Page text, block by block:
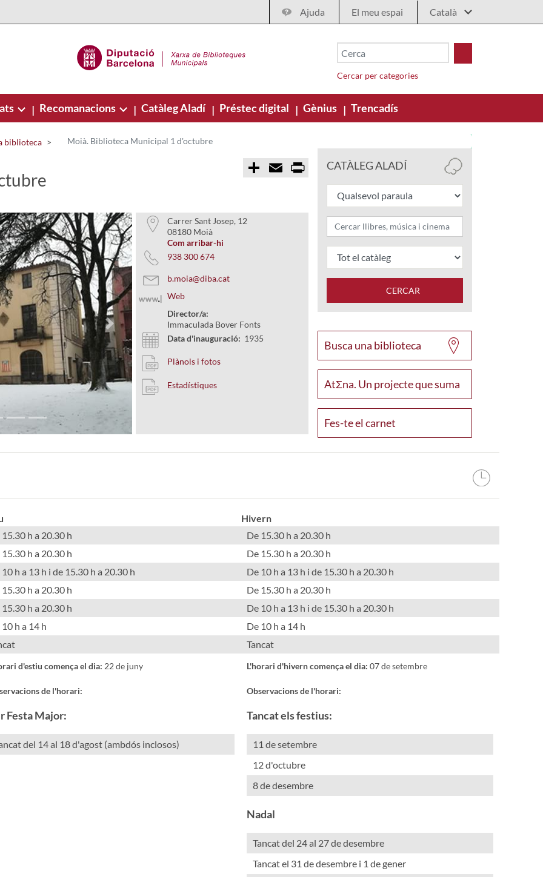
Ajuda El meu espai
Cercar per categories
| Recomanacions | Catàleg Aladí | Préstec digital | Gènius | Trencadís
biblioteca Moià. Biblioteca Municipal 1 d'octubre
C
r
m
Next
Carrer Sant Josep, 12
08180 Moià
Com arribar-hi
938 300 674
b.moia@diba.cat
Web
Director/a:
Immaculada Bover Fonts
Data d'inauguració: 1935
Plànols i fotos
Estadístiques
Hivern
15.30 h a 20.30 h
De 15.30 h a 20.30 h
15.30 h a 20.30 h
De 15.30 h a 20.30 h
10 h a 13 h i de 15.30 h a 20.30 h
De 10 h a 13 h i de 15.30 h a 20.30 h
15.30 h a 20.30 h
De 15.30 h a 20.30 h
15.30 h a 20.30 h
De 10 h a 13 h i de 15.30 h a 20.30 h
10 h a 14 h
De 10 h a 14 h
Tancat
d'estiu comença el dia: 22 de juny
de l'horari:
Festa Major:
del 14 al 18 d'agost (ambdós inclosos)
L'horari d'hivern comença el dia: 07 de setembre
Observacions de l'horari:
Tancat els festius:
11 de setembre
12 d'octubre
8 de desembre
Nadal
Tancat del 24 al 27 de desembre
Tancat el 31 de desembre i 1 de gener
CATÀLEG ALADÍ
CERCAR
Busca una biblioteca
AtΣna. Un projecte que suma
Fes-te el carnet